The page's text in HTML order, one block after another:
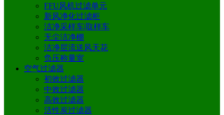
FFU风机过滤单元
新风净化过滤柜
洁净采样车|取样车
无尘洁净棚
洁净层流送风天花
负压称量室
空气过滤器
初效过滤器
中效过滤器
高效过滤器
活性炭过滤器